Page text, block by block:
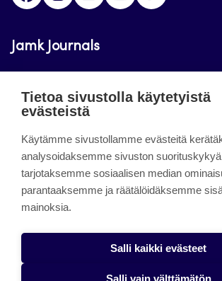
Jamk Journals
luettavissa. Verkkolehtien tarkoituksena
innovaatiotoimintaa.
About the site
Jamkin verkkolehdet
Saavutettavuusseloste
Tietosuojaseloste
Tietoa sivustolla käytetyistä
evästeistä
Käytämme sivustollamme evästeitä
analysoidaksemme sivuston
tarjotaksemme sosiaalisen median
parantaaksemme ja räätälöidäksemme
mainoksia.
Salli kaikki evästeet
Salli vain välttämätön